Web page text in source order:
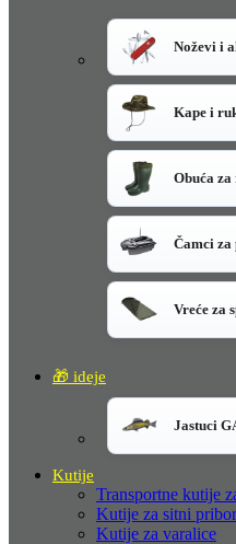
Noževi i
Kape i
Obuća
Čamci
Vreće za
🎁 ideje
Jastuci
Kutije
Transportne kutije
Kutije za sitni pribor
Kutije za varalice